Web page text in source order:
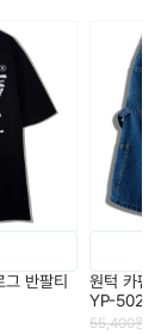
반팔티
원턱 카펜
YP-502
55,400원